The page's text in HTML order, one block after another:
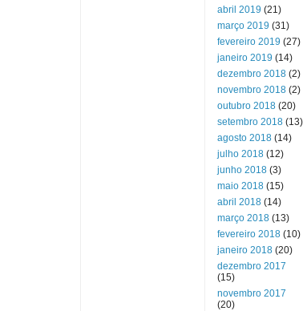
abril 2019 (21)
março 2019 (31)
fevereiro 2019 (27)
janeiro 2019 (14)
dezembro 2018 (2)
novembro 2018 (2)
outubro 2018 (20)
setembro 2018 (13)
agosto 2018 (14)
julho 2018 (12)
junho 2018 (3)
maio 2018 (15)
abril 2018 (14)
março 2018 (13)
fevereiro 2018 (10)
janeiro 2018 (20)
dezembro 2017
(15)
novembro 2017
(20)